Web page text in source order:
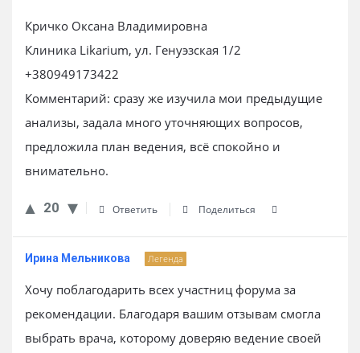
Кричко Оксана Владимировна
Клиника Likarium, ул. Генуэзская 1/2
+380949173422
Комментарий: сразу же изучила мои предыдущие
анализы, задала много уточняющих вопросов,
предложила план ведения, всё спокойно и
внимательно.
20 Ответить Поделиться
Ирина Мельникова Легенда
Хочу поблагодарить всех участниц форума за
рекомендации. Благодаря вашим отзывам смогла
выбрать врача, которому доверяю ведение своей